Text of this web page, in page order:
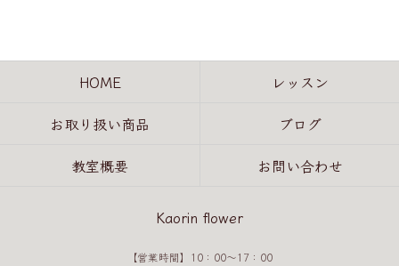
HOME
レッスン
お取り扱い商品
ブログ
教室概要
お問い合わせ
Kaorin flower
【営業時間】10：00～17：00